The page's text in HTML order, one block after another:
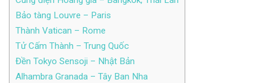
Bảo tàng Louvre – Paris
Thành Vatican – Rome
Tử Cấm Thành – Trung Quốc
Đền Tokyo Sensoji – Nhật Bản
Alhambra Granada – Tây Ban Nha